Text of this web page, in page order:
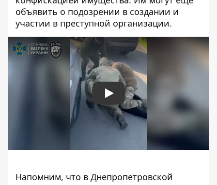
объявить о подозрении в создании и
участии в преступной организации.
Play
Напомним, что в Днепропетровской